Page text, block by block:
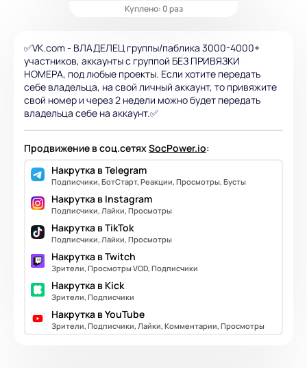
Куплено: 0 раз
✅VK.com - ВЛАДЕЛЕЦ группы/паблика 3000-4000+
участников, аккаунты с группой БЕЗ ПРИВЯЗКИ
НОМЕРА, под любые проекты. Если хотите передать
себе владельца, на свой личный аккаунт, то привяжите
свой номер и через 2 недели можно будет передать
владельца себе на аккаунт.✅
Продвижение в соц.сетяхSocPower.io:
Накрутка в Telegram
Подписчики, БотСтарт, Реакции, Просмотры, Бусты
Накрутка в Instagram
Подписчики, Лайки, Просмотры
Накрутка в TikTok
Подписчики, Лайки, Просмотры
Накрутка в Twitch
Зрители, Просмотры VOD, Подписчики
Накрутка в Kick
Зрители, Подписчики
Накрутка в YouTube
Зрители, Подписчики, Лайки, Комментарии, Просмотры